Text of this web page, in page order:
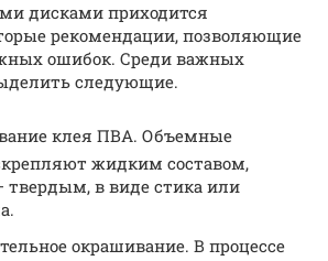
дисками приходится
рекомендации, позволяющие
ошибок. Среди важных
следующие.
клея ПВА. Объемные
жидким составом,
твердым, в виде стика или
окрашивание. В процессе